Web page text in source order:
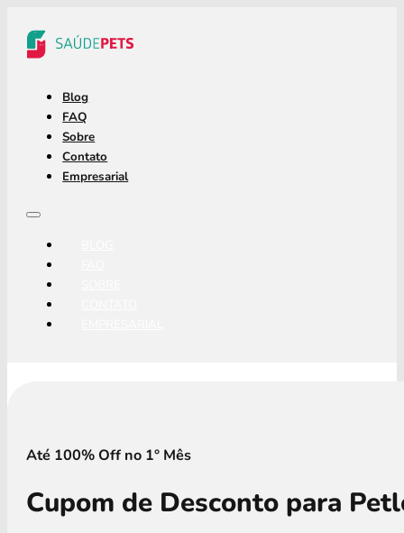
Blog
FAQ
Sobre
Contato
Empresarial
Até 100% Off no 1° Mês
Cupom de Desconto para